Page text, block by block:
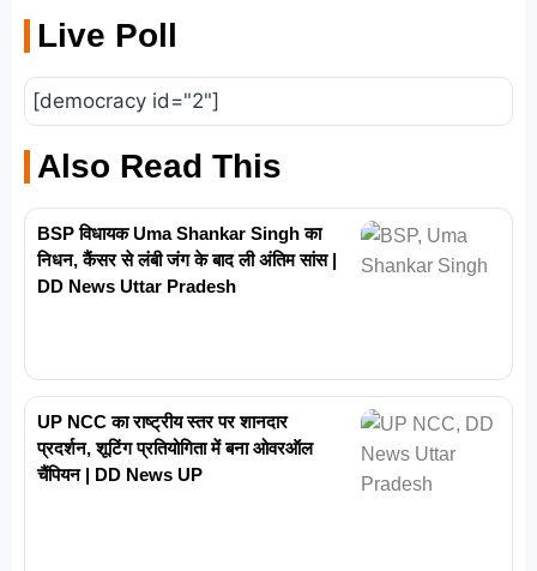
Live Poll
[democracy id="2"]
Also Read This
BSP विधायक Uma Shankar Singh का
निधन, कैंसर से लंबी जंग के बाद ली अंतिम सांस |
DD News Uttar Pradesh
UP NCC का राष्ट्रीय स्तर पर शानदार
प्रदर्शन, शूटिंग प्रतियोगिता में बना ओवरऑल
चैंपियन | DD News UP